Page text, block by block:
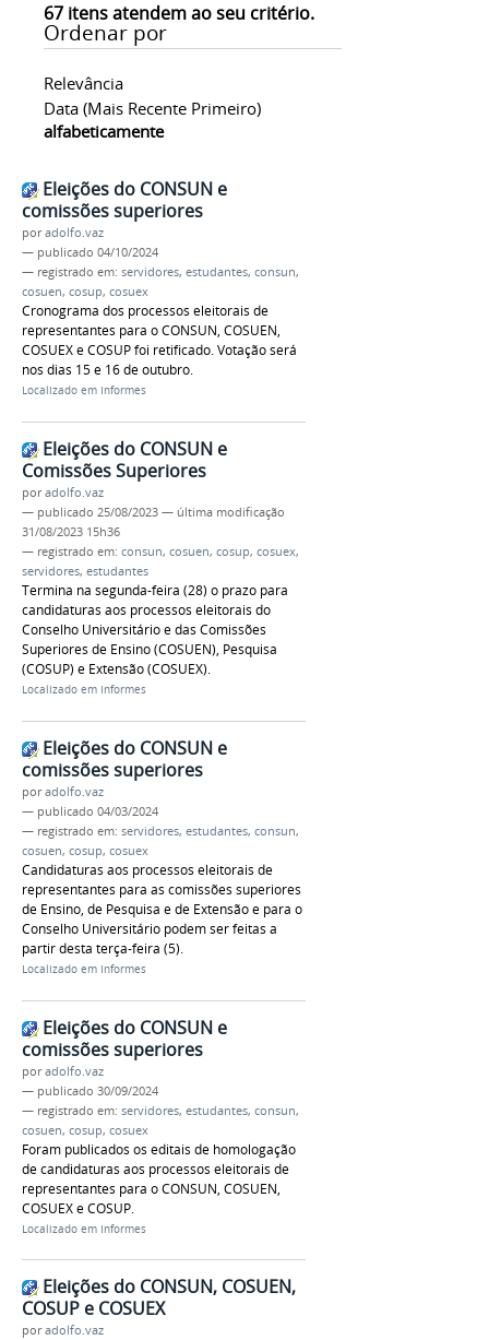
67 itens atendem ao seu critério.
Ordenar por
Relevância
Data (mais Recente Primeiro)
alfabeticamente
Eleições do CONSUN e
comissões superiores
poradolfo.vaz
— publicado 04/10/2024
— registrado em: servidores, estudantes, consun,
cosuen, cosup, cosuex
Cronograma dos processos eleitorais de
representantes para o CONSUN, COSUEN,
COSUEX e COSUP foi retificado. Votação será
nos dias 15 e 16 de outubro.
Localizado em Informes
Eleições do CONSUN e
Comissões Superiores
poradolfo.vaz
— publicado 25/08/2023 — última modificação
31/08/2023 15h36
— registrado em: consun, cosuen, cosup, cosuex,
servidores, estudantes
Termina na segunda-feira (28) o prazo para
candidaturas aos processos eleitorais do
Conselho Universitário e das Comissões
Superiores de Ensino (COSUEN), Pesquisa
(COSUP) e Extensão (COSUEX).
Localizado em Informes
Eleições do CONSUN e
comissões superiores
poradolfo.vaz
— publicado 04/03/2024
— registrado em: servidores, estudantes, consun,
cosuen, cosup, cosuex
Candidaturas aos processos eleitorais de
representantes para as comissões superiores
de Ensino, de Pesquisa e de Extensão e para o
Conselho Universitário podem ser feitas a
partir desta terça-feira (5).
Localizado em Informes
Eleições do CONSUN e
comissões superiores
poradolfo.vaz
— publicado 30/09/2024
— registrado em: servidores, estudantes, consun,
cosuen, cosup, cosuex
Foram publicados os editais de homologação
de candidaturas aos processos eleitorais de
representantes para o CONSUN, COSUEN,
COSUEX e COSUP.
Localizado em Informes
Eleições do CONSUN, COSUEN,
COSUP e COSUEX
poradolfo.vaz